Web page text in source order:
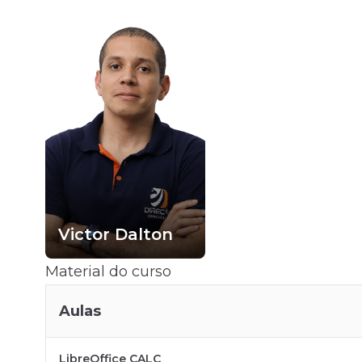
Victor Dalton
Material do curso
Aulas
LibreOffice CALC